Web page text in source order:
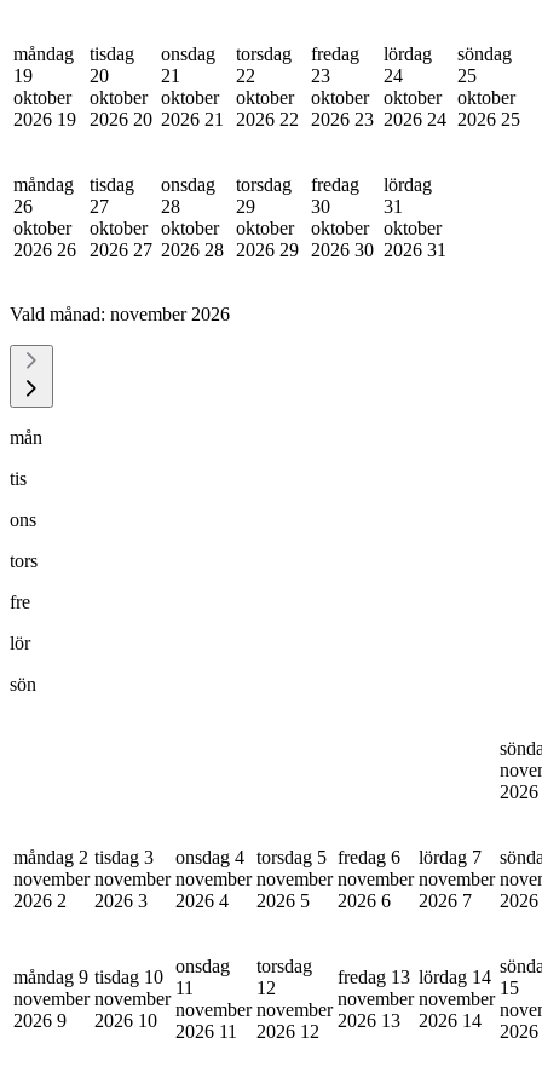
måndag
19
oktober
2026 19
tisdag
20
oktober
2026 20
onsdag
21
oktober
2026 21
torsdag
22
oktober
2026 22
fredag
23
oktober
2026 23
lördag
24
oktober
2026 24
söndag
25
oktober
2026 25
måndag
26
oktober
2026 26
tisdag
27
oktober
2026 27
onsdag
28
oktober
2026 28
torsdag
29
oktober
2026 29
fredag
30
oktober
2026 30
lördag
31
oktober
2026 31
Vald månad: november 2026
mån
tis
ons
tors
fre
lör
sön
2026
måndag 2
november
2026 2
tisdag 3
november
2026 3
onsdag 4
november
2026 4
torsdag 5
november
2026 5
fredag 6
november
2026 6
lördag 7
november
2026 7
2026
måndag 9
november
2026 9
tisdag 10
november
2026 10
onsdag
11
november
2026 11
torsdag
12
november
2026 12
fredag 13
november
2026 13
lördag 14
november
2026 14
15
2026